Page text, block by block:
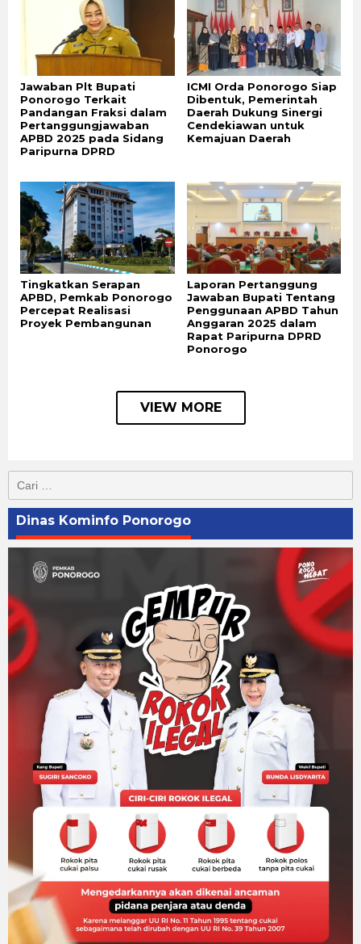
Jawaban Plt Bupati
Ponorogo Terkait
Pandangan Fraksi dalam
Pertanggungjawaban
APBD 2025 pada Sidang
Paripurna DPRD
ICMI Orda Ponorogo Siap
Dibentuk, Pemerintah
Daerah Dukung Sinergi
Cendekiawan untuk
Kemajuan Daerah
Tingkatkan Serapan
APBD, Pemkab Ponorogo
Percepat Realisasi
Proyek Pembangunan
Laporan Pertanggung
Jawaban Bupati Tentang
Penggunaan APBD Tahun
Anggaran 2025 dalam
Rapat Paripurna DPRD
Ponorogo
VIEW MORE
untuk:
Dinas Kominfo Ponorogo